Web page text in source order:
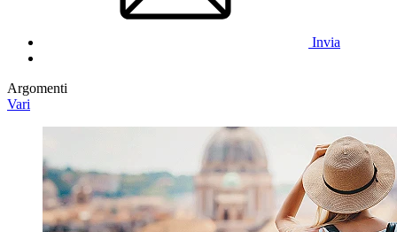
Invia
Argomenti
Vari